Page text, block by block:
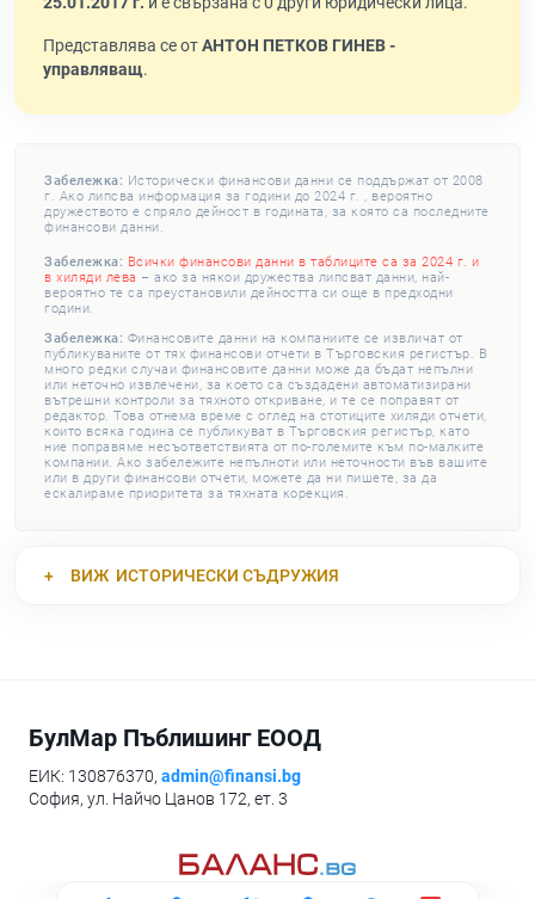
Представлява се отАНТОН ПЕТКОВ ГИНЕВ -
управляващ.
Забележка: Исторически финансови данни се поддържат от 2008
г. Ако липсва информация за години до 2024 г. , вероятно
дружеството е спряло дейност в годината, за която са последните
финансови данни.
Забележка: Всички финансови данни в таблиците са за 2024 г. и
в хиляди лева – ако за някои дружества липсват данни, най-
вероятно те са преустановили дейността си още в предходни
години.
Забележка: Финансовите данни на компаниите се извличат от
публикуваните от тях финансови отчети в Търговския регистър. В
много редки случаи финансовите данни може да бъдат непълни
или неточно извлечени, за което са създадени автоматизирани
вътрешни контроли за тяхното откриване, и те се поправят от
редактор. Това отнема време с оглед на стотиците хиляди отчети,
които всяка година се публикуват в Търговския регистър, като
ние поправяме несъответствията от по-големите към по-малките
компании. Ако забележите непълноти или неточности във вашите
или в други финансови отчети, можете да ни пишете, за да
ескалираме приоритета за тяхната корекция.
ВИЖ ИСТОРИЧЕСКИ СЪДРУЖИЯ
БулМар Пъблишинг ЕООД
ЕИК: 130876370, admin@finansi.bg
София, ул. Найчо Цанов 172, ет. 3